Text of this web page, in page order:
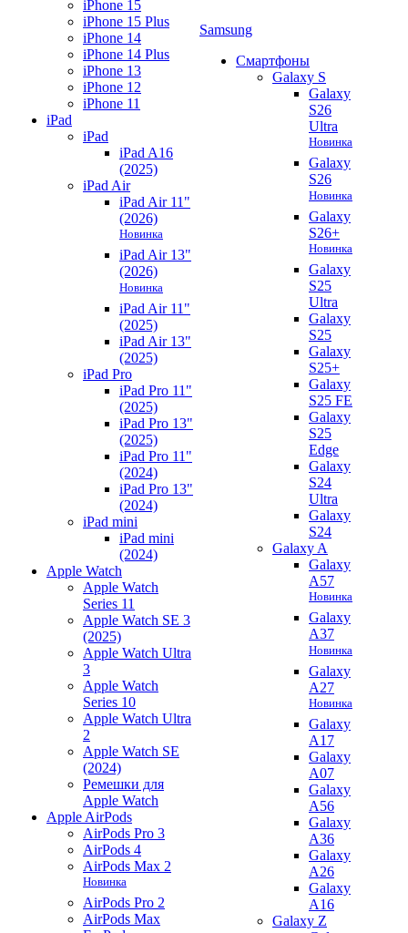
iPhone 15
iPhone 15 Plus
iPhone 14
iPhone 14 Plus
iPhone 13
iPhone 12
iPhone 11
iPad
iPad
iPad A16
(2025)
iPad Air
iPad Air 11"
(2026)
Новинка
iPad Air 13"
(2026)
Новинка
iPad Air 11"
(2025)
iPad Air 13"
(2025)
iPad Pro
iPad Pro 11"
(2025)
iPad Pro 13"
(2025)
iPad Pro 11"
(2024)
iPad Pro 13"
(2024)
iPad mini
iPad mini
(2024)
Apple Watch
Apple Watch
Series 11
Apple Watch SE 3
(2025)
Apple Watch Ultra
3
Apple Watch
Series 10
Apple Watch Ultra
2
Apple Watch SE
(2024)
Ремешки для
Apple Watch
Apple AirPods
AirPods Pro 3
AirPods 4
AirPods Max 2
Новинка
AirPods Pro 2
AirPods Max
Samsung
Смартфоны
Galaxy S
Galaxy
S26
Ultra
Новинка
Galaxy
S26
Новинка
Galaxy
S26+
Новинка
Galaxy
S25
Ultra
Galaxy
S25
Galaxy
S25+
Galaxy
S25 FE
Galaxy
S25
Edge
Galaxy
S24
Ultra
Galaxy
S24
Galaxy A
Galaxy
A57
Новинка
Galaxy
A37
Новинка
Galaxy
A27
Новинка
Galaxy
A17
Galaxy
A07
Galaxy
A56
Galaxy
A36
Galaxy
A26
Galaxy
A16
Galaxy Z